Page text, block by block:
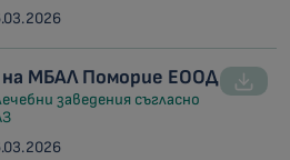
на МБАЛ Поморие ЕООД
заведения съгласно